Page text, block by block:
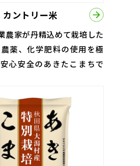
カントリー米
農家が丹精込めて栽培した
薬、化学肥料の使用を極
心安全のあきたこまちで